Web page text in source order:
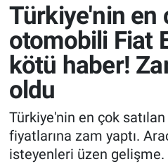
Türkiye'nin en
otomobili Fiat
kötü haber!
oldu
Türkiye'nin en çok
fiyatlarına zam yaptı.
isteyenleri üzen gelişme.